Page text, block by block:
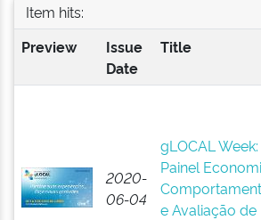
Item hits:
Preview
Issue
Date
Title
2020-
06-04
gLOCAL Week:
Painel
e Avaliação de